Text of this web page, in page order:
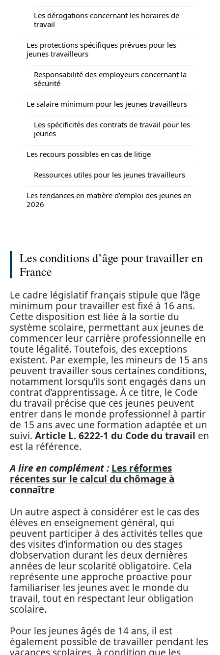
Les dérogations concernant les horaires de
travail
Les protections spécifiques prévues pour les
jeunes travailleurs
Responsabilité des employeurs concernant la
sécurité
Le salaire minimum pour les jeunes travailleurs
Les spécificités des contrats de travail pour les
jeunes
Les recours possibles en cas de litige
Ressources utiles pour les jeunes travailleurs
Les tendances en matière d’emploi des jeunes en
2026
Les conditions d’âge pour travailler en
France
Le cadre législatif français stipule que l’âge
minimum pour travailler est fixé à 16 ans.
Cette disposition est liée à la sortie du
système scolaire, permettant aux jeunes de
commencer leur carrière professionnelle en
toute légalité. Toutefois, des exceptions
existent. Par exemple, les mineurs de 15 ans
peuvent travailler sous certaines conditions,
notamment lorsqu’ils sont engagés dans un
contrat d’apprentissage. À ce titre, le Code
du travail précise que ces jeunes peuvent
entrer dans le monde professionnel à partir
de 15 ans avec une formation adaptée et un
suivi. Article L. 6222-1 du Code du travail en
est la référence.
A lire en complément : Les réformes
récentes sur le calcul du chômage à
connaître
Un autre aspect à considérer est le cas des
élèves en enseignement général, qui
peuvent participer à des activités telles que
des visites d’information ou des stages
d’observation durant les deux dernières
années de leur scolarité obligatoire. Cela
représente une approche proactive pour
familiariser les jeunes avec le monde du
travail, tout en respectant leur obligation
scolaire.
Pour les jeunes âgés de 14 ans, il est
également possible de travailler pendant les